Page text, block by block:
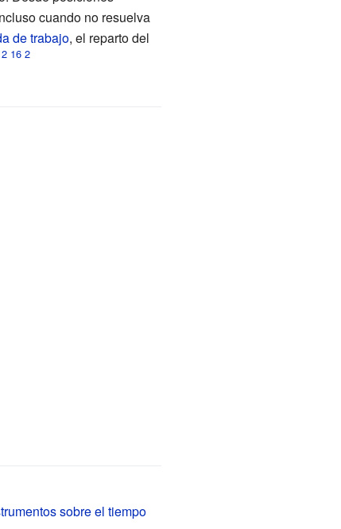
cuando no resuelva
de trabajo, el reparto del
sobre el tiempo